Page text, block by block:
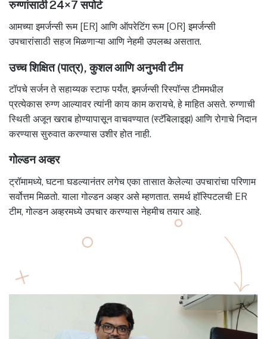
रुग्णांसाठी 24×7 सपोर्ट
आमच्या इमर्जन्सी रूम [ER] आणि ऑपरेटिंग रूम [OR] इमर्जन्सी
उपचारांसाठी सहज मिळणाऱ्या आणि नेहमी उपलब्ध असतात.
उच्च शिक्षित (पात्र), कुशल आणि अनुभवी टीम
टॉपचे सर्जन ते सहाय्यक स्टाफ पर्यंत, इमर्जन्सी रिस्पॉन्स टीममधील
प्रत्येकास रुग्ण आल्यावर त्यांनी काय काम करायचे, हे माहित असते. रुग्णाची
स्थिती अजून खराब होण्यापासून वाचवण्यात (स्टॅबिलाइझ) आणि रोगाचे निदान
करण्यास सुरुवात करण्यास उशीर होत नाही.
गोल्डन अव्हर
ट्रॉमामध्ये, घटना घडल्यानंतर लगेच एका तासात केलेल्या उपचारांचा परिणाम
सर्वोत्तम मिळतो. याला गोल्डन अव्हर असे म्हणतात. समर्थ हॉस्पिटलची ER
टीम, गोल्डन अव्हरमध्ये उपचार करण्यास नेहमीच तयार आहे.